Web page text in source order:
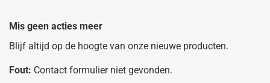
Mis geen acties meer
Blijf altijd op de hoogte van onze nieuwe producten.
Fout: Contact formulier niet gevonden.